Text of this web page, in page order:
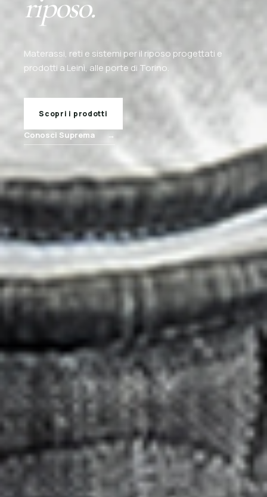
Materassi, reti e sistemi per il riposo progettati e
prodotti a Leinì, alle porte di Torino.
Scopri i prodotti
Conosci Suprema →